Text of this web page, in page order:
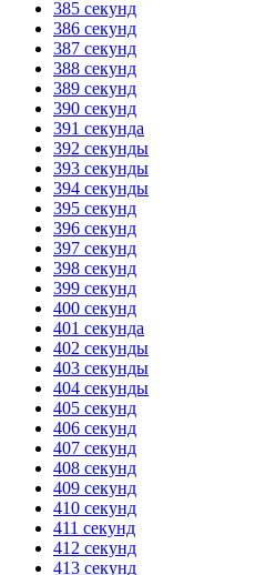
385 секунд
386 секунд
387 секунд
388 секунд
389 секунд
390 секунд
391 секунда
392 секунды
393 секунды
394 секунды
395 секунд
396 секунд
397 секунд
398 секунд
399 секунд
400 секунд
401 секунда
402 секунды
403 секунды
404 секунды
405 секунд
406 секунд
407 секунд
408 секунд
409 секунд
410 секунд
411 секунд
412 секунд
413 секунд